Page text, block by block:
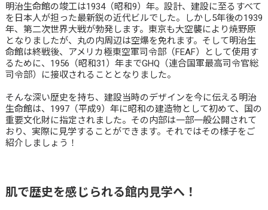
明治生命館の竣工は1934（昭和9）年。設計、建設に至るすべて
を日本人が担った最新鋭の近代ビルでした。しかし5年後の1939
年、第二次世界大戦が勃発します。東京も大空襲により焼野原
となりましたが、丸の内周辺は空爆を免れます。そして明治生
命館は終戦後、アメリカ極東空軍司令部（FEAF）として使用す
るために、1956（昭和31）年までGHQ（連合国軍最高司令官総
司令部）に接収されることとなりました。
そんな深い歴史を持ち、建設当時のデザインを今に伝える明治
生命館は、1997（平成9）年に昭和の建造物として初めて、国の
重要文化財に指定されました。その内部は一部一般公開されて
おり、実際に見学することができます。それではその様子をご
紹介しましょう！
肌で歴史を感じられる館内見学へ！